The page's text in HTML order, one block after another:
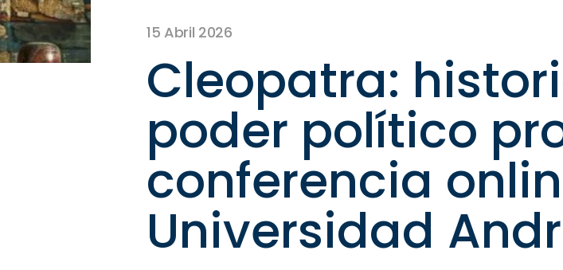
15 Abril 2026
Cleopatra:
poder político
conferencia
Universidad